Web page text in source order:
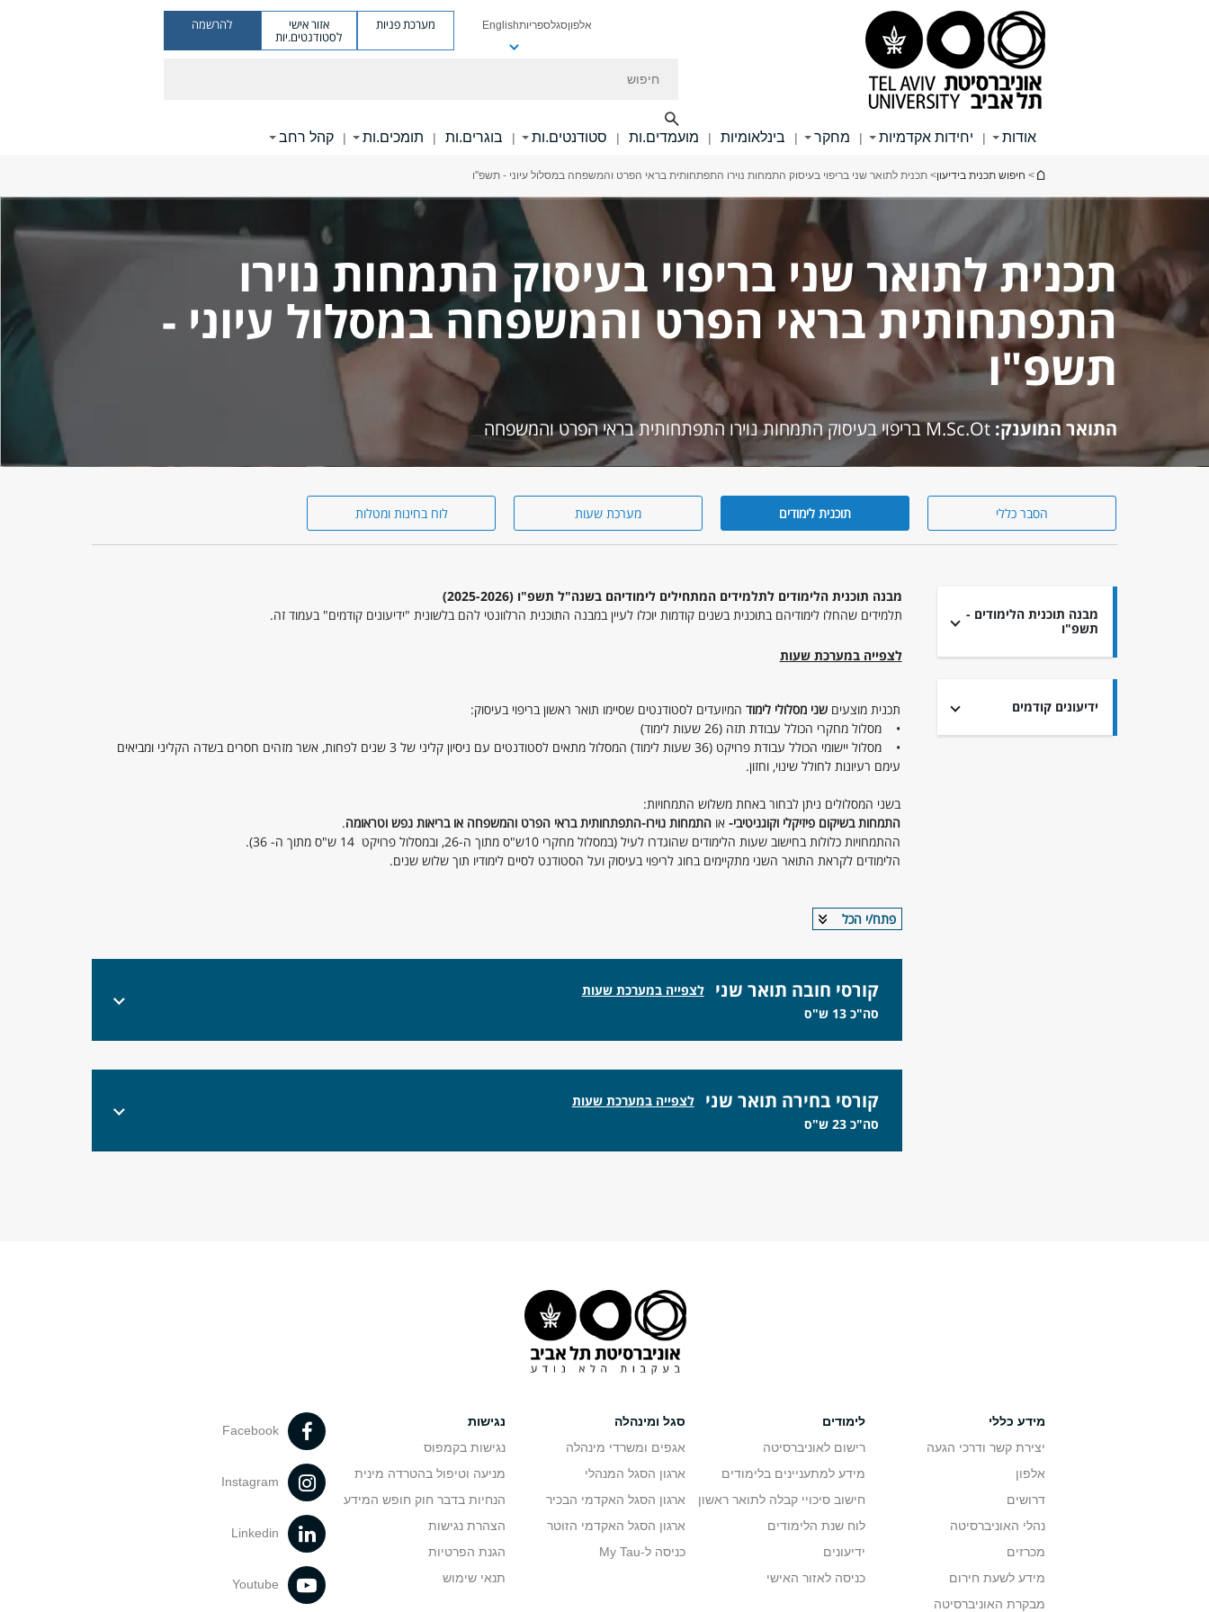
אלפוןסגלספריותEnglish מערכת פניות אזור אישי
לסטודנטים.יות
להרשמה
אודות | יחידות אקדמיות | מחקר | בינלאומיות | מועמדים.ות | סטודנטים.ות | בוגרים.ות | תומכים.ות | קהל רחב
הינך נמצא כאן
> חיפוש תכנית בידיעון> תכנית לתואר שני בריפוי בעיסוק התמחות נוירו התפתחותית בראי הפרט והמשפחה במסלול עיוני - תשפ"ו
תכנית לתואר שני בריפוי בעיסוק התמחות נוירו
התפתחותית בראי הפרט והמשפחה במסלול עיוני -
תשפ"ו
התואר המוענק: M.Sc.Ot בריפוי בעיסוק התמחות נוירו התפתחותית בראי הפרט והמשפחה
הסבר כללי תוכנית לימודים מערכת שעות לוח בחינות ומטלות
לימודים
מבנה תוכנית הלימודים -
תשפ"ו
ידיעונים קודמים
מבנה תוכנית הלימודים לתלמידים המתחילים לימודיהם בשנה"ל תשפ"ו (2025-2026)
תלמידים שהחלו לימודיהם בתוכנית בשנים קודמות יוכלו לעיין במבנה התוכנית הרלוונטי להם בלשונית "ידיעונים קודמים" בעמוד זה.
לצפייה במערכת שעות
תכנית מוצעיםשני מסלולי לימוד המיועדים לסטודנטים שסיימו תואר ראשון בריפוי בעיסוק:
• מסלול מחקרי הכולל עבודת תזה (26 שעות לימוד)
• מסלול יישומי הכולל עבודת פרויקט (36 שעות לימוד) המסלול מתאים לסטודנטים עם ניסיון קליני של 3 שנים לפחות, אשר מזהים חסרים בשדה הקליני ומביאים
עימם רעיונות לחולל שינוי, וחזון.
בשני המסלולים ניתן לבחור באחת משלוש התמחויות:
התמחות בשיקום פיזיקלי וקוגניטיבי-אוהתמחות נוירו-התפתחותית בראי הפרט והמשפחה או בריאות נפש וטראומה.
ההתמחויות כלולות בחישוב שעות הלימודים שהוגדרו לעיל (במסלול מחקרי 10ש"ס מתוך ה-26, ובמסלול פרויקט 14 ש"ס מתוך ה- 36).
הלימודים לקראת התואר השני מתקיימים בחוג לריפוי בעיסוק ועל הסטודנט לסיים לימודיו תוך שלוש שנים.
פתח/י הכל
קורסי חובה תואר שני
לצפייה במערכת שעות
סה"כ 13 ש"ס
קורסי בחירה תואר שני
לצפייה במערכת שעות
סה"כ 23 ש"ס
מידע כללי
יצירת קשר ודרכי הגעה
אלפון
דרושים
נהלי האוניברסיטה
מכרזים
מידע לשעת חירום
מבקרת האוניברסיטה
לימודים
רישום לאוניברסיטה
מידע למתעניינים בלימודים
חישוב סיכויי קבלה לתואר ראשון
לוח שנת הלימודים
ידיעונים
כניסה לאזור האישי
סגל ומינהלה
אגפים ומשרדי מינהלה
ארגון הסגל המנהלי
ארגון הסגל האקדמי הבכיר
ארגון הסגל האקדמי הזוטר
כניסה ל-My Tau
נגישות
נגישות בקמפוס
מניעה וטיפול בהטרדה מינית
הנחיות בדבר חוק חופש המידע
הצהרת נגישות
הגנת הפרטיות
תנאי שימוש
Facebook
Instagram
Linkedin
Youtube